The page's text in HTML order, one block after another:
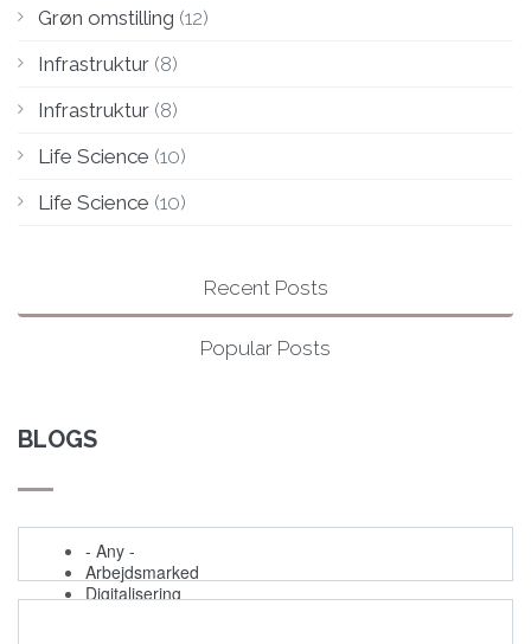
Grøn omstilling (12)
Infrastruktur (8)
Infrastruktur (8)
Life Science (10)
Life Science (10)
Recent Posts
Popular Posts
BLOGS
- Any -
Arbejdsmarked
Digitalisering